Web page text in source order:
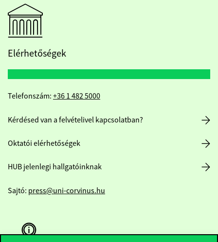
Elérhetőségek
Telefonszám: +36 1 482 5000
Kérdésed van a felvételivel kapcsolatban?
Oktatói elérhetőségek
HUB jelenlegi hallgatóinknak
Sajtó: press@uni-corvinus.hu